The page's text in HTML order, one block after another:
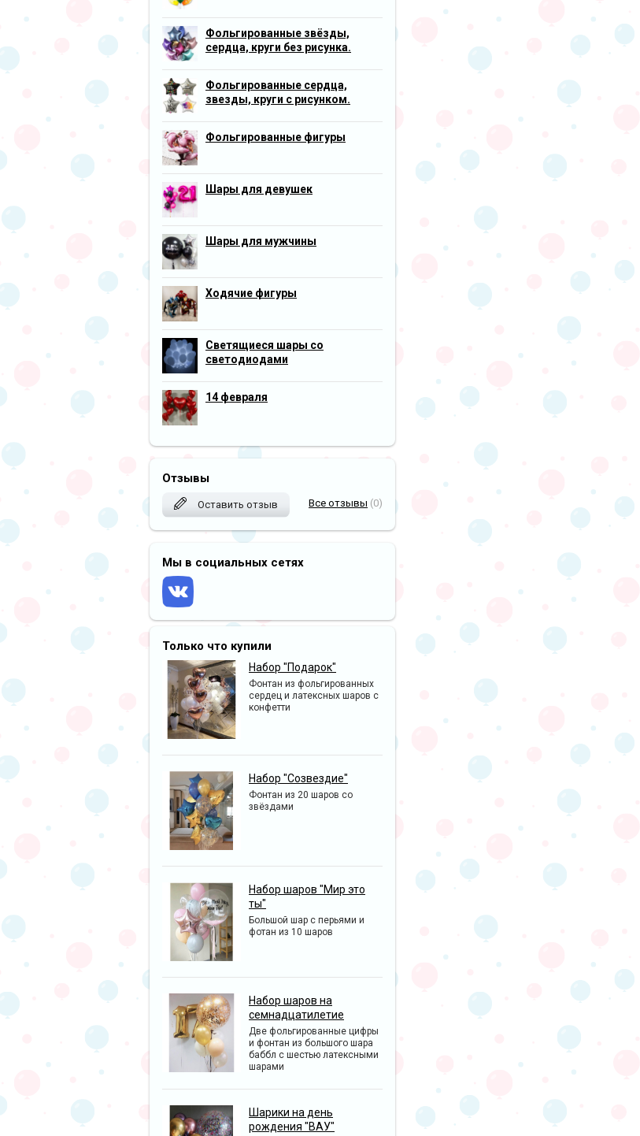
Фольгированные звёзды,
сердца, круги без рисунка.
Фольгированные сердца,
звезды, круги с рисунком.
Фольгированные фигуры
Шары для девушек
Шары для мужчины
Ходячие фигуры
Светящиеся шары со
светодиодами
14 февраля
Отзывы
Оставить отзыв Все отзывы (0)
Мы в социальных сетях
Только что купили
Набор "Подарок"
Фонтан из фольгированных
сердец и латексных шаров с
конфетти
Набор "Созвездие"
Фонтан из 20 шаров со
звёздами
Набор шаров "Мир это
ты"
Большой шар с перьями и
фотан из 10 шаров
Набор шаров на
семнадцатилетие
Две фольгированные цифры
и фонтан из большого шара
баббл с шестью латексными
шарами
Шарики на день
рождения "ВАУ"